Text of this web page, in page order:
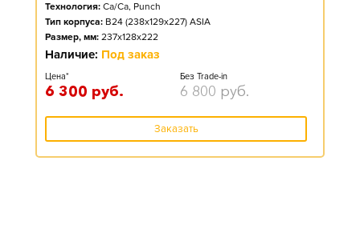
Технология: Ca/Ca, Punch
Тип корпуса: B24 (238x129x227) ASIA
Размер, мм: 237x128x222
Наличие: Под заказ
Цена*
6 300 руб.
Без Trade-in
6 800 руб.
Заказать